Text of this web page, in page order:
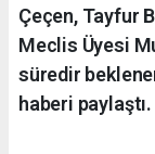
Çeçen, Tayfur
Meclis Üyesi
süredir
haberi paylaştı.